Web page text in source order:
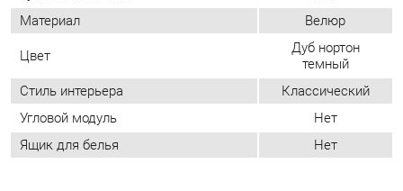
Ящик для белья
Нет
ОТЗЫВЫ
Пока нет отзывов, поделитесь первым своим мнением.